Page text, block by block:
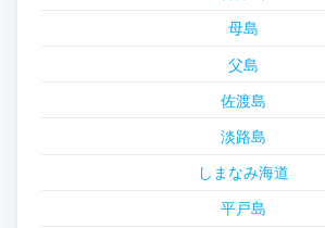
母島
父島
佐渡島
淡路島
しまなみ海道
平戸島